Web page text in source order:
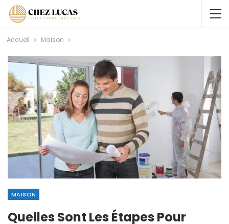
Accueil Maison
MAISON
Quelles Sont Les Étapes Pour